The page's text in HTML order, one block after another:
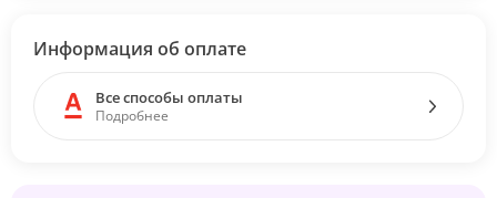
Информация об оплате
Все способы оплаты
Подробнее